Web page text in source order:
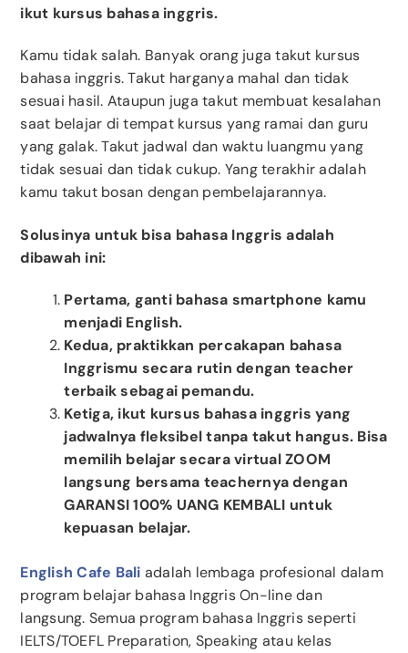
ikut kursus bahasa inggris.
Kamu tidak salah. Banyak orang juga takut kursus
bahasa inggris. Takut harganya mahal dan tidak
sesuai hasil. Ataupun juga takut membuat kesalahan
saat belajar di tempat kursus yang ramai dan guru
yang galak. Takut jadwal dan waktu luangmu yang
tidak sesuai dan tidak cukup. Yang terakhir adalah
kamu takut bosan dengan pembelajarannya.
Solusinya untuk bisa bahasa Inggris adalah
dibawah ini:
Pertama, ganti bahasa smartphone kamu
menjadi English.
Kedua, praktikkan percakapan bahasa
Inggrismu secara rutin dengan teacher
terbaik sebagai pemandu.
Ketiga, ikut kursus bahasa inggris yang
jadwalnya fleksibel tanpa takut hangus. Bisa
memilih belajar secara virtual ZOOM
langsung bersama teachernya dengan
GARANSI 100% UANG KEMBALI untuk
kepuasan belajar.
English Cafe Bali adalah lembaga profesional dalam
program belajar bahasa Inggris On-line dan
langsung. Semua program bahasa Inggris seperti
IELTS/TOEFL Preparation, Speaking atau kelas